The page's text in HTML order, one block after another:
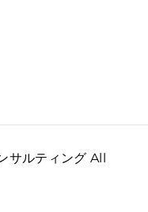
サルティング All